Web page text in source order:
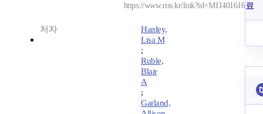
https://www.riss.kr/link?id=M11401616
저자
Hanley,
Lisa M
;
Ruble,
Blair
A
;
Garland,
료